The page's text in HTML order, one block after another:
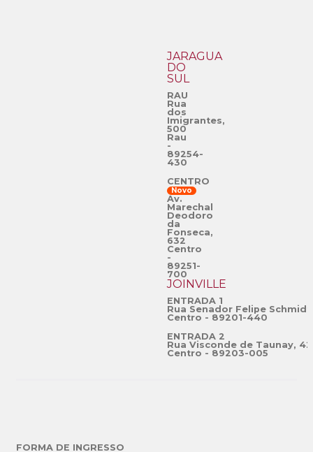
JARAGUÁ
DO
SUL
RAU
Rua
dos
Imigrantes,
500
Rau
-
89254-
430
CENTRO
Novo
Av.
Marechal
Deodoro
da
Fonseca,
632
Centro
-
89251-
700
JOINVILLE
ENTRADA 1
Rua Senador Felipe
Centro - 89201-440
ENTRADA 2
Rua Visconde de Taunay,
Centro - 89203-005
FORMA DE INGRESSO